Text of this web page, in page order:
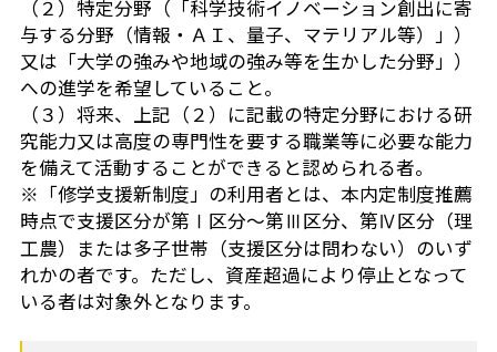
（２）特定分野（「科学技術イノベーション創出に寄
与する分野（情報・ＡＩ、量子、マテリアル等）」）
又は「大学の強みや地域の強み等を生かした分野」）
への進学を希望していること。
（３）将来、上記（２）に記載の特定分野における研
究能力又は高度の専門性を要する職業等に必要な能力
を備えて活動することができると認められる者。
※「修学支援新制度」の利用者とは、本内定制度推薦
時点で支援区分が第Ⅰ区分～第Ⅲ区分、第Ⅳ区分（理
工農）または多子世帯（支援区分は問わない）のいず
れかの者です。ただし、資産超過により停止となって
いる者は対象外となります。